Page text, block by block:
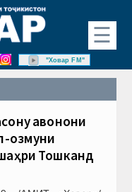
☰
"Ховар FM"
ҷавонони
озмуни
Тошканд